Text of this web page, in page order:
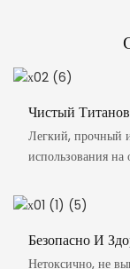
Чистый
Легкий, прочный
использования на
Безопасно И
Нетоксично, не